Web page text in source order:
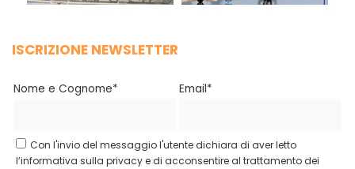
ISCRIZIONE NEWSLETTER
Nome e Cognome* Email*
Con l'invio del messaggio l'utente dichiara di aver letto
l’informativa sulla privacy e di acconsentire al trattamento dei